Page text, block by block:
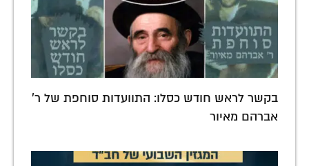
בקשר לראש חודש כסלו: התוועדות סוחפת של ר'
אברהם מאיור